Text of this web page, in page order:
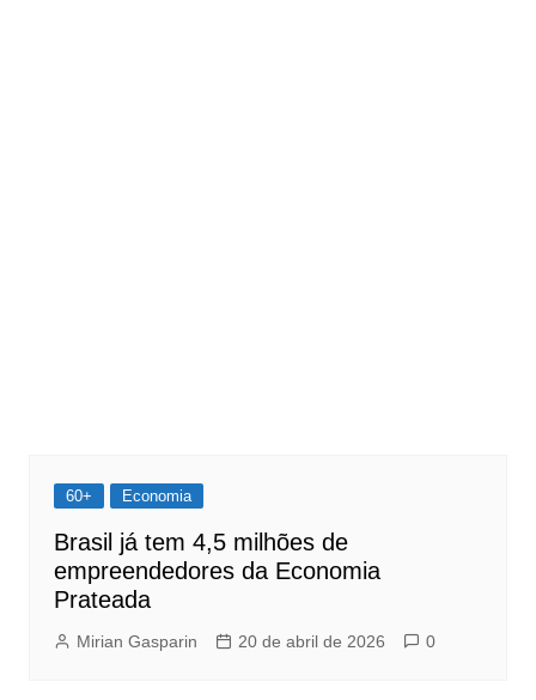
60+ Economia
Brasil já tem 4,5 milhões de
empreendedores da Economia
Prateada
Mirian Gasparin 20 de abril de 2026 0